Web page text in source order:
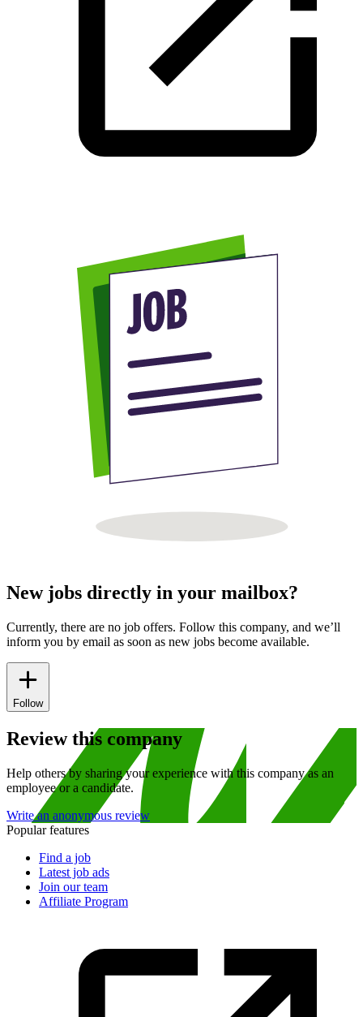
New jobs directly in your mailbox?
Currently, there are no job offers. Follow this company, and we’ll
inform you by email as soon as new jobs become available.
Follow
Review this company
Help others by sharing your experience with this company as an
employee or a candidate.
Write an anonymous review
Popular features
Find a job
Latest job ads
Join our team
Affiliate Program